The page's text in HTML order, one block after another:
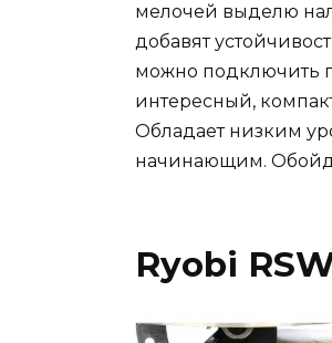
мелочей выделю
добавят
можно подключить
интересный,
Обладает низким
начинающим.
Ryobi